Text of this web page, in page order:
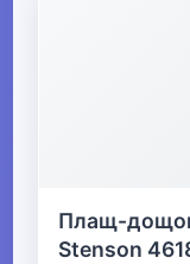
Плащ-
Stenson